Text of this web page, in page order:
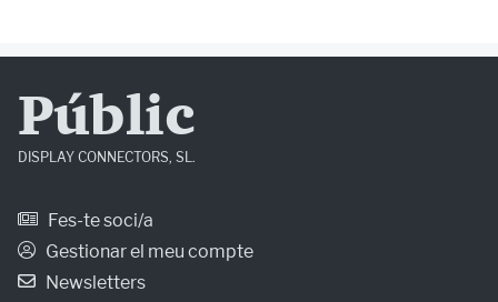
Públic
DISPLAY CONNECTORS, SL.
Fes-te soci/a
Gestionar el meu compte
Newsletters